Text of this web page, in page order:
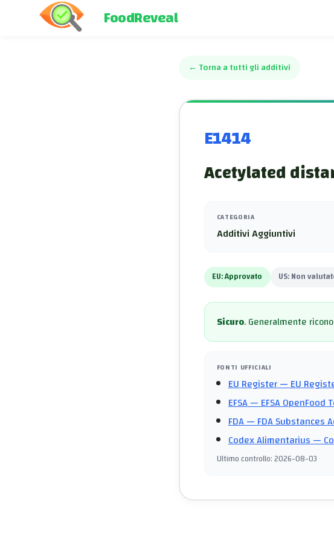
FoodReveal
← Torna a tutti gli additivi
E1414
Acetylated
CATEGORIA
Additivi Aggiuntivi
EU:Approvato US:Non
Sicuro.Generalmente
FONTI UFFICIALI
EU Register— EU
EFSA— EFSA OpenFood
FDA— FDA Substances
Codex Alimentarius—
Ultimo controllo:2026-08-03